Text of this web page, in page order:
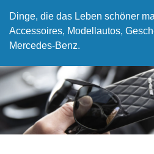
Dinge, die das Leben schöner
Accessoires, Modellautos,
Mercedes-Benz.